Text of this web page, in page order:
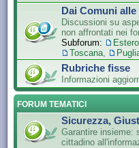
Dai Comuni
Discussioni su
non affrontati nei
Subforum:
Estero
Toscana
Rubriche fisse
Informazioni
FORUM TEMATICI
Sicurezza,
Garantire insieme:
cittadino